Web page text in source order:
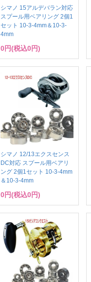
シマノ 15アルデバラン対応
スプール用ベアリング 2個1
セット 10-3-4mm＆10-3-
4mm
0円(税込0円)
シマノ 12/13エクスセンス
DC対応 スプール用ベアリ
ング 2個1セット 10-3-4mm
＆10-3-4mm
0円(税込0円)